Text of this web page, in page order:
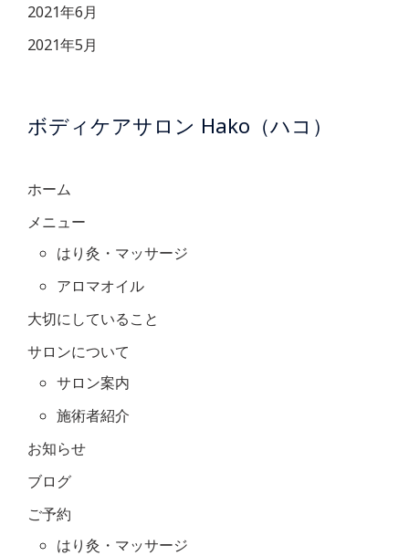
2021年6月
2021年5月
ボディケアサロン Hako（ハコ）
ホーム
メニュー
はり灸・マッサージ
アロマオイル
大切にしていること
サロンについて
サロン案内
施術者紹介
お知らせ
ブログ
ご予約
はり灸・マッサージ